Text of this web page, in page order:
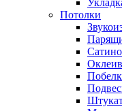
Потолки